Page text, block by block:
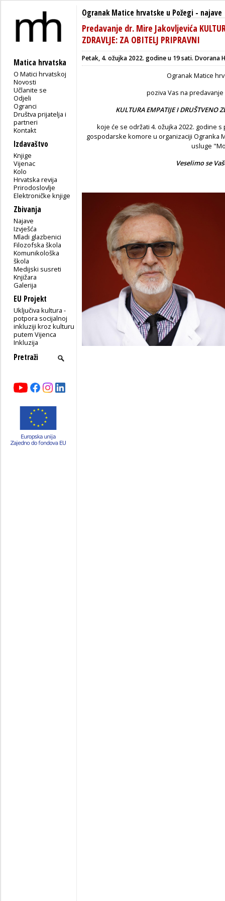
Matica hrvatska
O Matici hrvatskoj
Novosti
Učlanite se
Odjeli
Ogranci
Društva prijatelja i
partneri
Kontakt
Izdavaštvo
Knjige
Vijenac
Kolo
Hrvatska revija
Prirodoslovlje
Elektroničke knjige
Zbivanja
Najave
Izvješća
Mladi glazbenici
Filozofska škola
Komunikološka
škola
Medijski susreti
Knjižara
Galerija
EU Projekt
Uključiva kultura -
potpora socijalnoj
inkluziji kroz kulturu
putem Vijenca
Inkluzija
Ogranak Matice hrvatske u Požegi - najave
Predavanje dr. Mire Jakovljevića
ZDRAVLJE: ZA OBITELJ PRIPRAVNI
Petak, 4. ožujka 2022. godine u 19 sati.
Ogranak Matice
poziva Vas na
KULTURA EMPATIJE I DRUŠTVENO
koje će se održati 4. ožujka 2022. godine
gospodarske komore u organizaciji Ogranka
usluge
Veselimo se